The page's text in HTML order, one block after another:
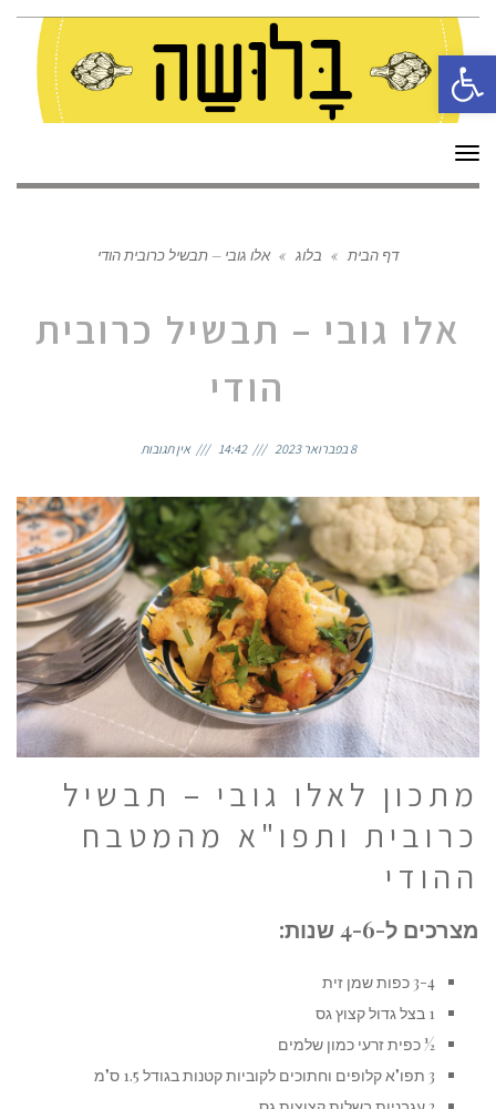
פתח סרגל נגישות
תפריט
דף הבית » בלוג » אלו גובי – תבשיל כרובית הודי
אלו גובי – תבשיל כרובית
הודי
8 בפברואר 2023 14:42 אין תגובות
מתכון לאלו גובי – תבשיל
כרובית ותפו"א מהמטבח
ההודי
מצרכים ל-4-6 שנות:
3-4 כפות שמן זית
1 בצל גדול קצוץ גס
½ כפית זרעי כמון שלמים
3 תפו"א קלופים וחתוכים לקוביות קטנות בגודל 1.5 ס"מ